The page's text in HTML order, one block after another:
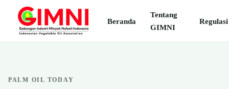
Beranda
Tentang
GIMNI
Regulasi
PALM OIL TODAY